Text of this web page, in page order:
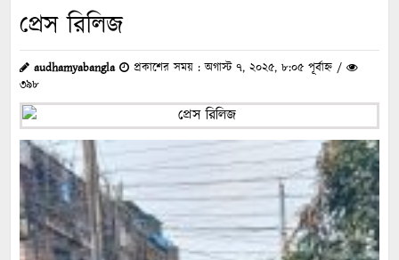
প্রেস রিলিজ
audhamyabangla
প্রকাশের সময় : অগাস্ট ৭, ২০২৫, ৮:০৫ পূর্বাহ্ন /
৩৯৮